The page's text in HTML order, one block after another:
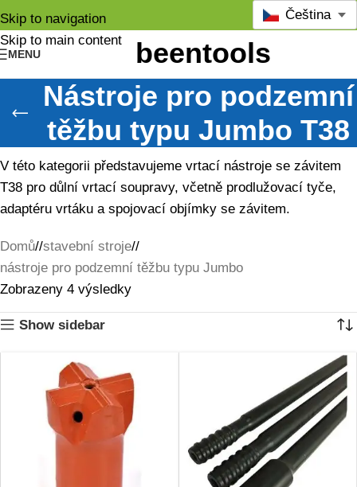
Skip to navigation
Skip to main content
MENU
Čeština
Nástroje pro podzemní
těžbu typu Jumbo T38
V této kategorii představujeme vrtací nástroje se závitem
T38 pro důlní vrtací soupravy, včetně prodlužovací tyče,
adaptéru vrtáku a spojovací objímky se závitem.
Domů/ stavební stroje/
nástroje pro podzemní těžbu typu Jumbo
Zobrazeny 4 výsledky
Show sidebar